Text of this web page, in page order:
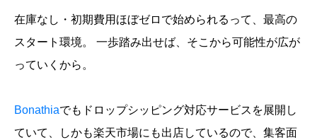
在庫なし・初期費用ほぼゼロで始められるって、最高の
スタート環境。 一歩踏み出せば、そこから可能性が広が
っていくから。
Bonathiaでもドロップシッピング対応サービスを展開し
ていて、しかも楽天市場にも出店しているので、集客面